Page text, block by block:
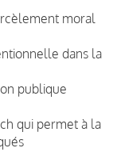
moral
dans la
publique
qui permet à la